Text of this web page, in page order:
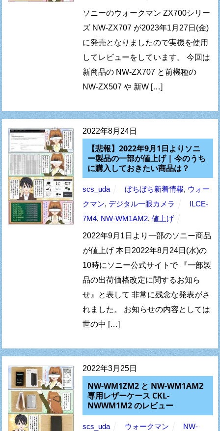
ソニーのウォークマン ZX700シリー
ズ NW-ZX707 が2023年1月27日(金)
に発売となりましたので実機を使用
してレビューをしています。 今回は
新商品の NW-ZX707 と前機種の
NW-ZX507 や 新W […]
2022年8月24日
【悲報】2022年9月1日よりソニ
ー製品の一部が値上げ | 今のうち
に購入しておきたい商品は？
scs_uda ぼちぼち新着情報, ウォー
クマン, デジタル一眼カメラ
ILCE-
7M4, NW-WM1AM2,値上げ
2022年9月1日より一部のソニー商品
が値上げ 本日2022年8月24日(水)の
10時にソニー公式サイトで 『一部製
品の出荷価格改定に関するお知ら
せ』と表して 非常に残念な発表がさ
れました。 お知らせの内容としては
世の中 […]
2022年3月25日
NW-WM1ZM2 と NW-WM1AM2
専用レザーケース CKL-
NWWM1M2 のレビュー
scs_uda ウォークマン
NW-